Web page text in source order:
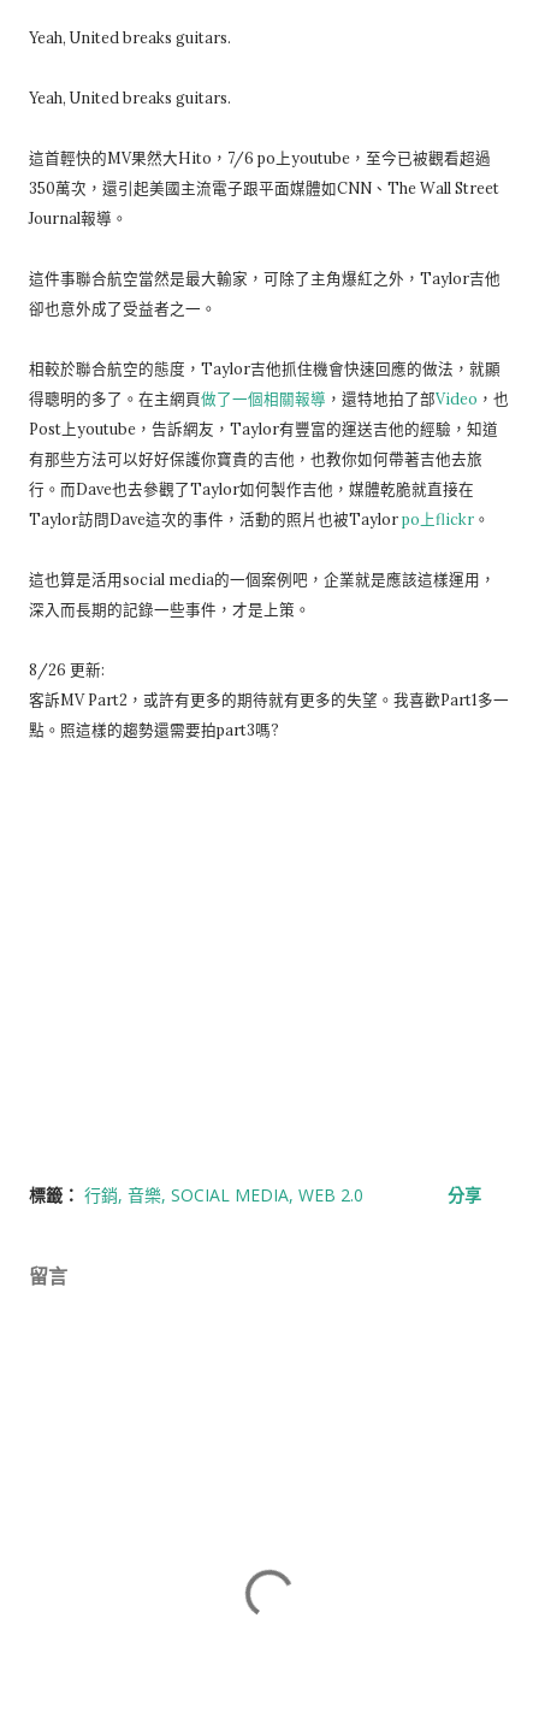
Yeah, United breaks guitars.
Yeah, United breaks guitars.
這首輕快的MV果然大Hito，7/6 po上youtube，至今已被觀看超過
350萬次，還引起美國主流電子跟平面媒體如CNN、The Wall Street
Journal報導。
這件事聯合航空當然是最大輸家，可除了主角爆紅之外，Taylor吉他
卻也意外成了受益者之一。
相較於聯合航空的態度，Taylor吉他抓住機會快速回應的做法，就顯
得聰明的多了。在主網頁做了一個相關報導 ，還特地拍了部Video ，也
Post上youtube，告訴網友，Taylor有豐富的運送吉他的經驗，知道
有那些方法可以好好保護你寶貴的吉他，也教你如何帶著吉他去旅
行。而Dave也去參觀了Taylor如何製作吉他，媒體乾脆就直接在
Taylor訪問Dave這次的事件，活動的照片也被Taylorpo上flickr 。
這也算是活用social media的一個案例吧，企業就是應該這樣運用，
深入而長期的記錄一些事件，才是上策。
8/26 更新:
客訴MV Part2，或許有更多的期待就有更多的失望。我喜歡Part1多一
點。照這樣的趨勢還需要拍part3嗎?
標籤： 行銷 音樂 SOCIAL MEDIA WEB 2.0 分享
留言